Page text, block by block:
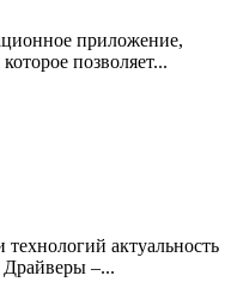
приложение,
позволяет...
актуальность
Драйверы –...